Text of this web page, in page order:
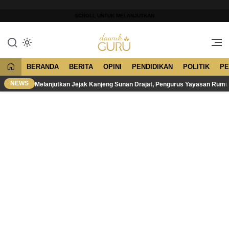
konten
Dawuh Guru
Merawat Tradisi, Membangun
BERANDA BERITA OPINI PENDIDIKAN POLITIK
NEWS Melanjutkan Jejak Kanjeng Sunan Drajat, Pengurus Yayasan